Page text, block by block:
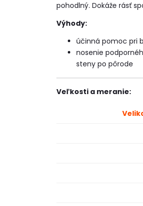
pohodlný. Dokáže rásť
Výhody:
účinná pomoc pri
nosenie
steny po pôrode
Veľkosti a meranie: